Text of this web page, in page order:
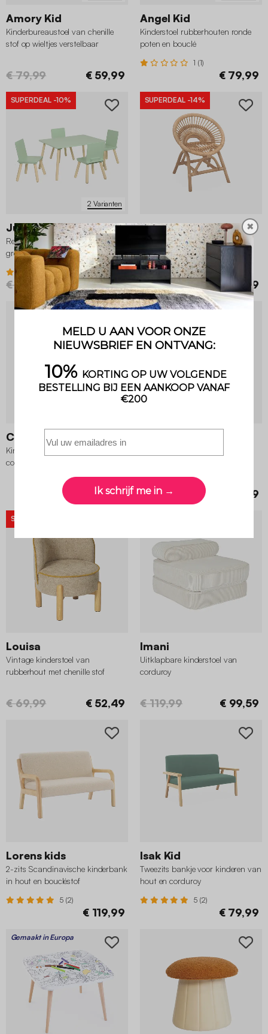
Amory Kid
Kinderbureaustoel van chenille
stof op wieltjes verstelbaar
€ 79,99 € 59,99
Angel Kid
Kinderstoel rubberhouten ronde
poten en bouclé
1 (1)
€ 79,99
2 Varianten
SUPERDEAL -10%
Judith
Rechthoekige kindertafel
grenenhout 4 stoelen
4.7 (7)
€ 79,99 € 71,99
SUPERDEAL -14%
Maeva
Rotan kinderstoel
€ 69,99 € 60,19
Cléo
Kinder slaapbank uitklapbaar
corduroy
€ 149,99
SUPERDEAL-30%
5 (1)
€ 49,99 € 34,99
SUPERDEAL
Louisa
Vintage kinderstoel van
rubberhout met chenille stof
€ 69,99 € 52,49
Imani
Uitklapbare kinderstoel van
corduroy
€ 119,99 € 99,59
Lorens kids
2-zits Scandinavische kinderbank
in hout en boucléstof
5 (2)
€ 119,99
Isak Kid
Tweezits bankje voor kinderen van
hout en corduroy
5 (2)
€ 79,99
Gemaakt in Europa
✖